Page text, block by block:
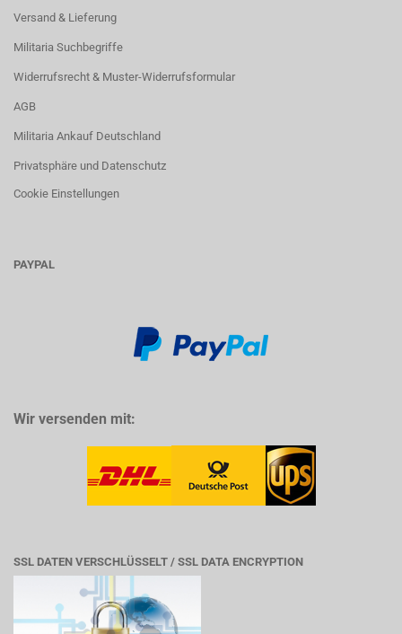
Versand & Lieferung
Militaria Suchbegriffe
Widerrufsrecht & Muster-Widerrufsformular
AGB
Militaria Ankauf Deutschland
Privatsphäre und Datenschutz
Cookie Einstellungen
PAYPAL
Wir versenden mit:
SSL DATEN VERSCHLÜSSELT / SSL DATA ENCRYPTION